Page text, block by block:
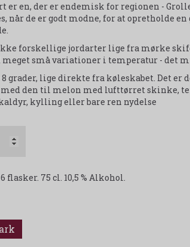
er en, der er endemisk for regionen -
når de er godt modne, for at opretholde
forskellige jordarter lige fra mørke
små variationer i temperatur - det
grader, lige direkte fra køleskabet. Det er
med den til melon med lufttørret skinke,
kylling eller bare ren nydelse
flasker. 75 cl. 10,5 % Alkohol.